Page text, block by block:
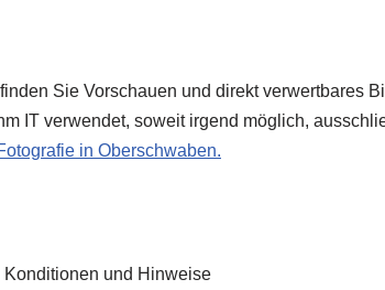
Sie Vorschauen und direkt verwertbares
IT verwendet, soweit irgend möglich,
in Oberschwaben.
Konditionen und Hinweise